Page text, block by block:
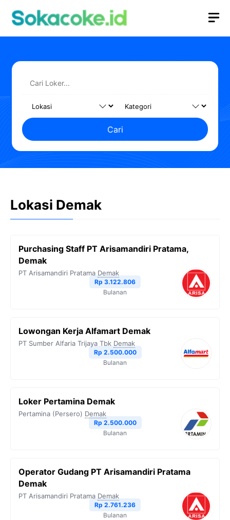
Cari
Lokasi Demak
Purchasing Staff PT Arisamandiri Pratama,
Demak
PT Arisamandiri Pratama Demak
Rp 3.122.806
Bulanan
Lowongan Kerja Alfamart Demak
PT Sumber Alfaria Trijaya Tbk Demak
Rp 2.500.000
Bulanan
Loker Pertamina Demak
Pertamina (Persero) Demak
Rp 2.500.000
Bulanan
Operator Gudang PT Arisamandiri Pratama
Demak
PT Arisamandiri Pratama Demak
Rp 2.761.236
Bulanan